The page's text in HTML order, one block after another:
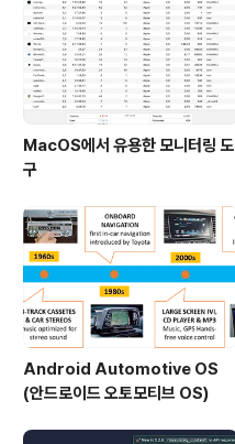
MacOS에서 유용한 모니터링 도
구
Android Automotive OS
(안드로이드 오토모티브 OS)